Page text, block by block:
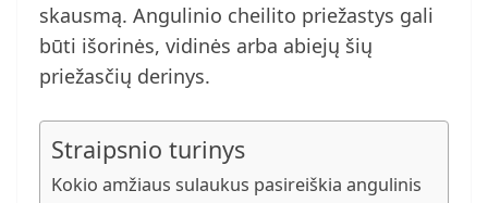
skausmą. Angulinio cheilito priežastys gali
būti išorinės, vidinės arba abiejų šių
priežasčių derinys.
Straipsnio turinys
Kokio amžiaus sulaukus pasireiškia angulinis